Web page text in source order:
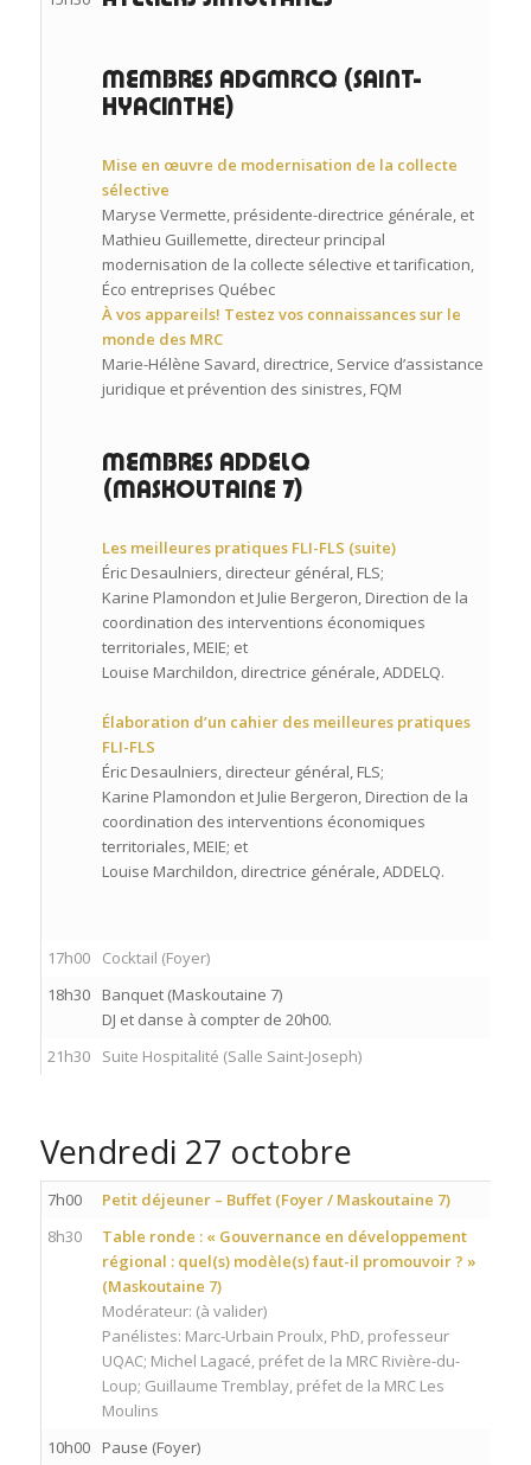
MEMBRES ADGMRCQ (SAINT-
HYACINTHE)
Mise en œuvre de modernisation de la collecte
sélective
Maryse Vermette, présidente-directrice générale, et
Mathieu Guillemette, directeur principal
modernisation de la collecte sélective et tarification,
Éco entreprises Québec
À vos appareils! Testez vos connaissances sur le
monde des MRC
Marie-Hélène Savard, directrice, Service d’assistance
juridique et prévention des sinistres, FQM
MEMBRES ADDELQ
(MASKOUTAINE 7)
Les meilleures pratiques FLI-FLS (suite)
Éric Desaulniers, directeur général, FLS;
Karine Plamondon et Julie Bergeron, Direction de la
coordination des interventions économiques
territoriales, MEIE; et
Louise Marchildon, directrice générale, ADDELQ.
Élaboration d’un cahier des meilleures pratiques
FLI-FLS
Éric Desaulniers, directeur général, FLS;
Karine Plamondon et Julie Bergeron, Direction de la
coordination des interventions économiques
territoriales, MEIE; et
Louise Marchildon, directrice générale, ADDELQ.
17h00
Cocktail (Foyer)
18h30
Banquet (Maskoutaine 7)
DJ et danse à compter de 20h00.
21h30
Suite Hospitalité (Salle Saint-Joseph)
Vendredi 27 octobre
7h00
Petit déjeuner – Buffet (Foyer / Maskoutaine 7)
8h30
Table ronde : « Gouvernance en développement
régional : quel(s) modèle(s) faut-il promouvoir ? »
(Maskoutaine 7)
Modérateur: (à valider)
Panélistes: Marc-Urbain Proulx, PhD, professeur
UQAC; Michel Lagacé, préfet de la MRC Rivière-du-
Loup; Guillaume Tremblay, préfet de la MRC Les
Moulins
10h00
Pause (Foyer)